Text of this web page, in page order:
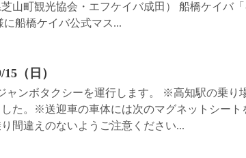
山町観光協会・エフケイバ成田） 船橋ケイバ
船橋ケイバ公式マス...
（日）
ャンボタクシーを運行します。 ※高知駅の乗り
た。※送迎車の車体には次のマグネットシート
間違えのないようご注意ください...